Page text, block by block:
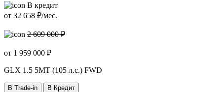
В кредит
от 32 658 ₽/мес.
2 609 000 ₽
от 1 959 000 ₽
GLX 1.5 5MT (105 л.с.) FWD
В Trade-in В Кредит